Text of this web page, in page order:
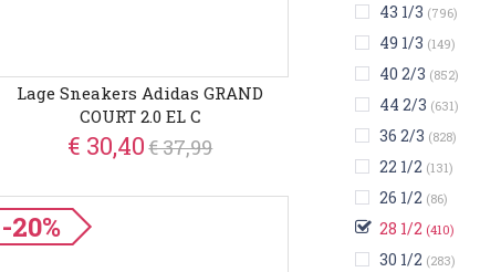
43 1/3 (796)
49 1/3 (149)
40 2/3 (852)
44 2/3 (631)
36 2/3 (828)
22 1/2 (131)
26 1/2 (86)
28 1/2 (410)
30 1/2 (283)
Lage Sneakers Adidas GRAND
COURT 2.0 EL C
€ 30,40€ 37,99
-20%